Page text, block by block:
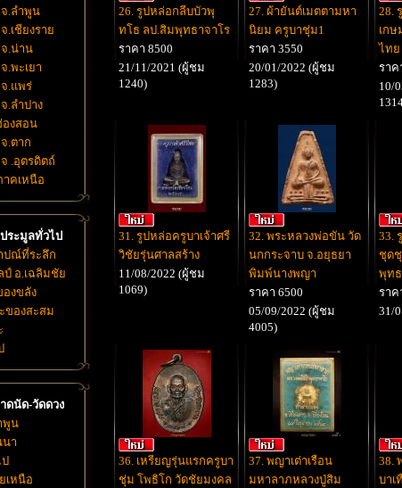
จ.ลำพูน
.เชียงราย
จ.น่าน
.พะเยา
จ.แพร่
.ลำปาง
องสอน
.ตาก
.อุตรดิตถ์
คเหนือ
ระมูลทั่วไป
ปณ์ที่ระลึก
ป์ อ.เฉลิมชัย
องขลัง
ของสะสม
ดนัด-วัดดวง
พูน
นา
เหนือ
26. รูปหล่อกลีบบัวพุ
ทโธ ลป.สิมพุทธาจาโร
ราคา 8500
21/11/2021 (ผู้ชม
1240)
27. ผ้ายันต์เมตตามหา
นิยม‬ ครูบาชุ่ม1
ราคา 3550
20/01/2022 (ผู้ชม
1283)
28.
เกษ
ไทย
ราค
10/
31. รูปหล่อครูบาเจ้าศรี
วิชัยรุ่นศาลสร้าง
11/08/2022 (ผู้ชม
1069)
32. พระหลวงพ่อขัน วัด
นกกระจาบ จ.อยุธยา
พิมพ์นางพญา
ราคา 6500
05/09/2022 (ผู้ชม
4005)
33.
ชุด
พุทธ
ราค
31/
36. เหรียญรุ่นแรกครูบา
ชุ่ม โพธิโก วัดชัยมงคล
37. พญาเต่าเรือน
มหาลาภหลวงปู่สิม
38.
บาเ